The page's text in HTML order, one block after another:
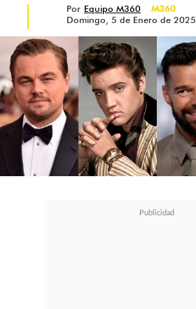
Por Equipo M360
M360
Domingo, 5 de Enero de 2025